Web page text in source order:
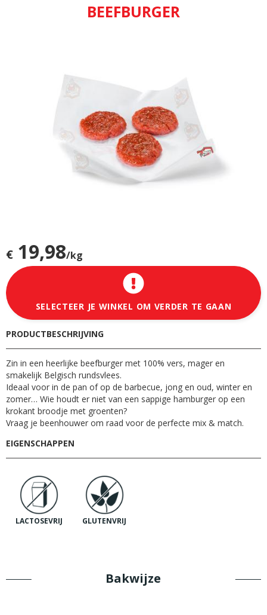
BEEFBURGER
€ 19,98/kg
SELECTEER JE WINKEL OM VERDER TE GAAN
PRODUCTBESCHRIJVING
Zin in een heerlijke beefburger met 100% vers, mager en
smakelijk Belgisch rundsvlees.
Ideaal voor in de pan of op de barbecue, jong en oud, winter en
zomer… Wie houdt er niet van een sappige hamburger op een
krokant broodje met groenten?
Vraag je beenhouwer om raad voor de perfecte mix & match.
EIGENSCHAPPEN
LACTOSEVRIJ GLUTENVRIJ
Bakwijze